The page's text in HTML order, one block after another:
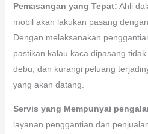
Pemasangan yang Tepat: Ahli
mobil akan lakukan pasang
Dengan melaksanakan
pastikan kalau kaca dipasang
debu, dan kurangi peluang
yang akan datang.
Servis yang Mempunyai
layanan penggantian dan